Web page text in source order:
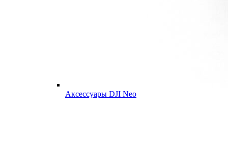
Аксессуары DJI Neo